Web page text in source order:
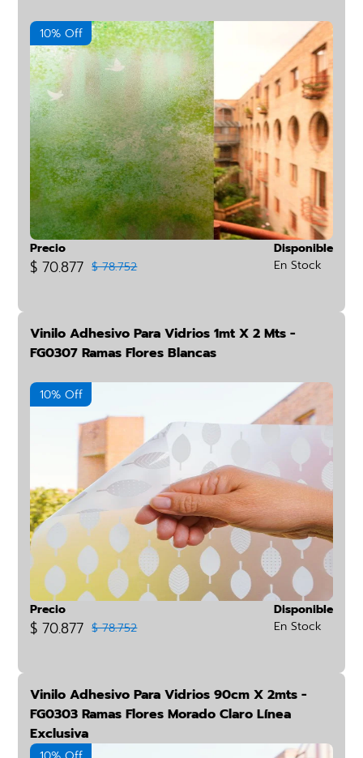
10% Off
Precio
$ 70.877 $ 78.752
Disponible
En Stock
Vinilo Adhesivo Para Vidrios 1mt X 2 Mts -
FG0307 Ramas Flores Blancas
10% Off
Precio
$ 70.877 $ 78.752
Disponible
En Stock
Vinilo Adhesivo Para Vidrios 90cm X 2mts -
FG0303 Ramas Flores Morado Claro Línea
Exclusiva